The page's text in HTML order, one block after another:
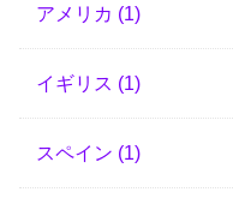
アメリカ (1)
イギリス (1)
スペイン (1)